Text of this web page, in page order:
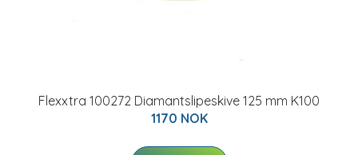
Flexxtra 100272 Diamantslipeskive 125 mm K100
1170 NOK